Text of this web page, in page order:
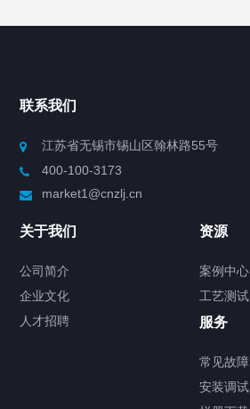
制冷加热动态控温系统
Chiller气体控温系统
联系我们
江苏省无锡市锡山区翰林路55号
400-100-3173
market1@cnzlj.cn
关于我们
公司简介
企业文化
人才招聘
资源
案例中心
工艺测试
服务
常见故障
安装调试